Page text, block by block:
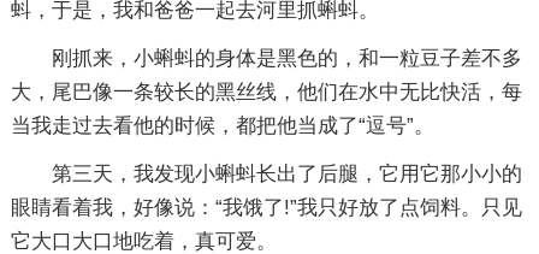
蚪，于是，我和爸爸一起去河里抓蝌蚪。
刚抓来，小蝌蚪的身体是黑色的，和一粒豆子差不多
大，尾巴像一条较长的黑丝线，他们在水中无比快活，每
当我走过去看他的时候，都把他当成了“逗号”。
第三天，我发现小蝌蚪长出了后腿，它用它那小小的
眼睛看着我，好像说：“我饿了!”我只好放了点饲料。只见
它大口大口地吃着，真可爱。